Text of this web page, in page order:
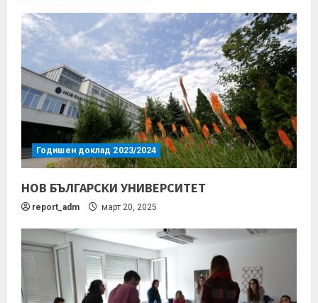
Годишен доклад 2023/2024
НОВ БЪЛГАРСКИ УНИВЕРСИТЕТ
report_adm март 20, 2025